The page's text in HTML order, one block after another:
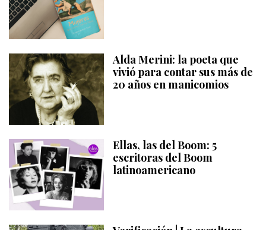
Alda Merini: la poeta que
vivió para contar sus más de
20 años en manicomios
Ellas, las del Boom: 5
escritoras del Boom
latinoamericano